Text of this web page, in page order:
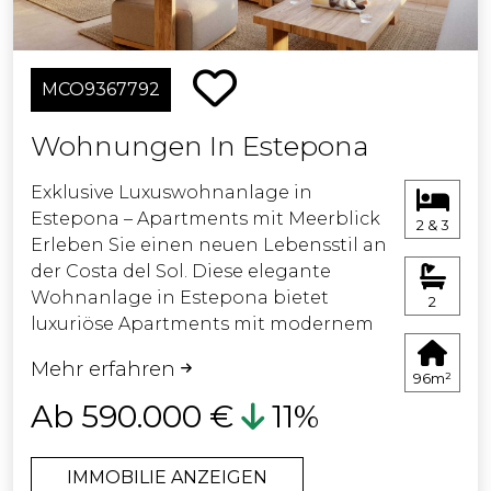
MCO9367792
Wohnungen In Estepona
Exklusive Luxuswohnanlage in
Estepona – Apartments mit Meerblick
Erleben Sie einen neuen Lebensstil an
der Costa del Sol. Diese elegante
Wohnanlage in Estepona bietet
luxuriöse Apartments mit modernem
atemberaubendem Blick auf das
Mittelmeer.
Hauptmerkmale:
Mehr erfahren
Ab 590.000 € 11%
IMMOBILIE ANZEIGEN
2 & 3
2
96m²